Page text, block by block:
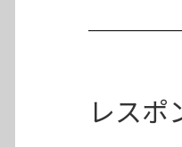
レスポ